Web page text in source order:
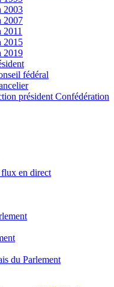
2003
2007
2011
2015
2019
fédéral
président Confédération
en direct
du Parlement